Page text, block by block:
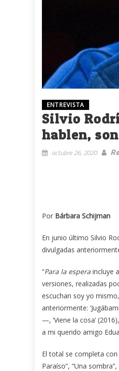
ENTREVISTA
Silvio
hablen,
octubre 26, 2020
Por Bárbara Schijman
En junio último Silvio
divulgadas
“Para la espera incluye
versiones, realizadas
escuchan soy yo
anteriormente:
—, ‘Viene la cosa’
a mi querido amigo
El total se completa con
Paraíso”, “Una